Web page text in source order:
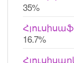
35%
16.7%